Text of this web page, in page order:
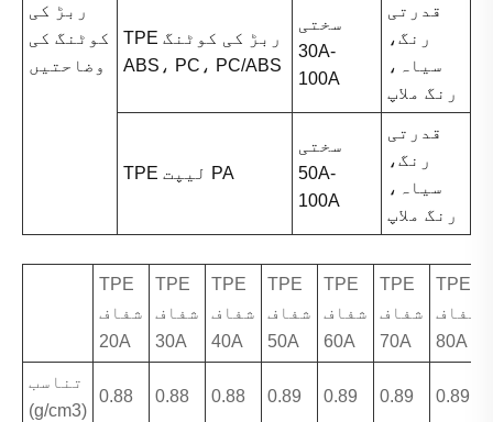
ربڑ کی
کوٹنگ کی
وضاحتیں
TPE ربڑ کی کوٹنگ
ABS، PC، PC/ABS
سختی
30A-
100A
قدرتی
رنگ،
سیاہ،
رنگ ملاپ
TPE لیپت PA
سختی
50A-
100A
قدرتی
رنگ،
سیاہ،
رنگ ملاپ
TPE
شفاف
20A
TPE
شفاف
30A
TPE
شفاف
40A
TPE
شفاف
50A
TPE
شفاف
60A
TPE
شفاف
70A
TPE
شفاف
80A
تناسب
(g/cm3)
0.88 0.88 0.88 0.89 0.89 0.89 0.89